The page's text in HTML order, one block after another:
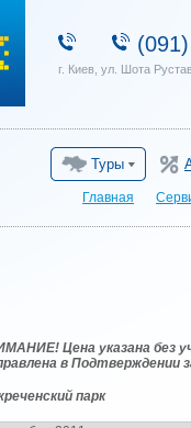
(091)
г. Киев, ул. Шота
Туры
Главная
Цена указана без
в Подтверждении
парк